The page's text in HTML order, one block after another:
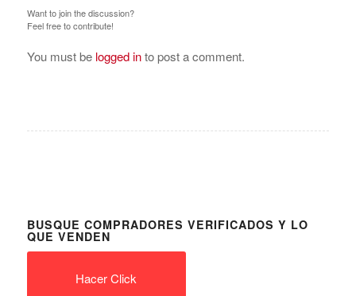
Want to join the discussion?
Feel free to contribute!
You must be logged into post a comment.
BUSQUE COMPRADORES VERIFICADOS Y LO
QUE VENDEN
Hacer Click